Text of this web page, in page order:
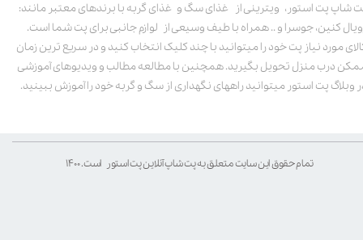
شاپ پت استور، ویترینی از غذای سگ و غذای گربه با برندهای معتبر مانند:
کنین، جوسرا و .. همراه با طیف وسیعی از لوازم جانبی برای پت شما است.
مورد نیاز پت خود را میتوانید با چند کلیک انتخاب کنید و در سریع ترین زمان
درب منزل تحویل بگیرید. همچنین با مطالعه مطالب و ویدیوهای آموزشی
وبلاگ پت استور میتوانید راههای نگهداری از سگ و گربه خود را آموزش ببینید.
تمام حقوق این سایت متعلق به پت شاپ آنلاین پت استور است. ۱۴۰۰